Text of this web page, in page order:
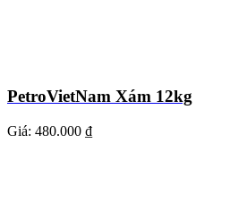
PetroVietNam Xám 12kg
Giá: 480.000 ₫